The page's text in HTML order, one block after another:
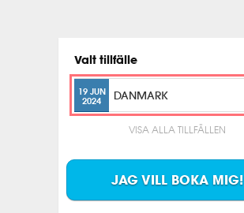
Valt tillfälle
19 JUN
2024
DANMARK
VISA ALLA TILLFÄLLEN
JAG VILL BOKA MIG!